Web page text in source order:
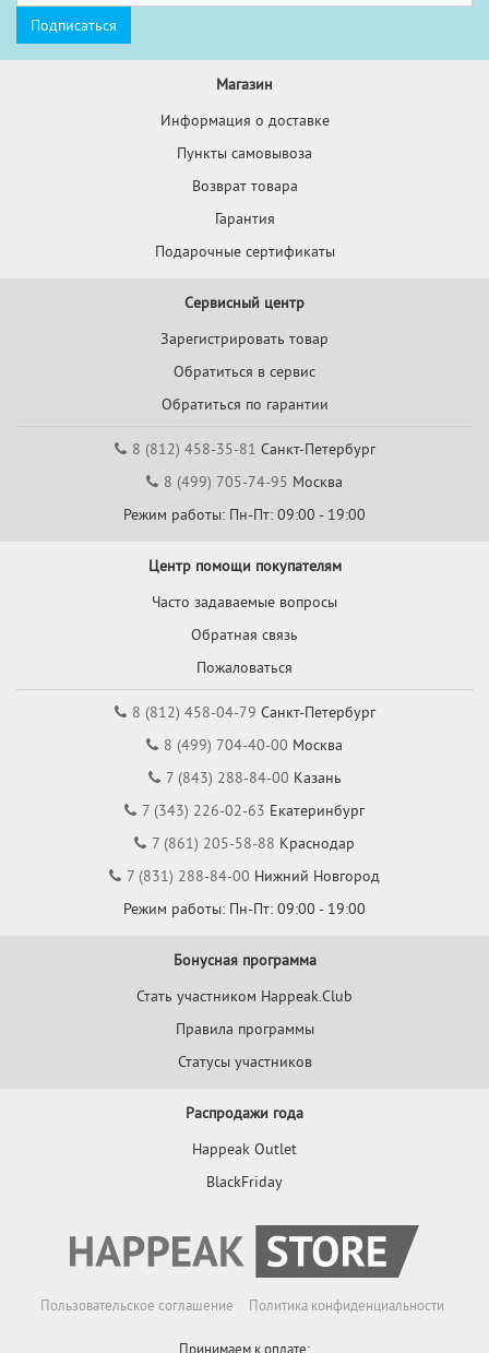
Магазин
Информация о доставке
Пункты самовывоза
Возврат товара
Гарантия
Подарочные сертификаты
Сервисный центр
Зарегистрировать товар
Обратиться в сервис
Обратиться по гарантии
8 (812) 458-35-81 Санкт-Петербург
8 (499) 705-74-95 Москва
Режим работы: Пн-Пт: 09:00 - 19:00
Центр помощи покупателям
Часто задаваемые вопросы
Обратная связь
Пожаловаться
8 (812) 458-04-79 Санкт-Петербург
8 (499) 704-40-00 Москва
7 (843) 288-84-00 Казань
7 (343) 226-02-63 Екатеринбург
7 (861) 205-58-88 Краснодар
7 (831) 288-84-00 Нижний Новгород
Режим работы: Пн-Пт: 09:00 - 19:00
Бонусная программа
Стать участником Happeak.Club
Правила программы
Статусы участников
Распродажи года
Happeak Outlet
BlackFriday
Пользовательское соглашение Политика конфиденциальности